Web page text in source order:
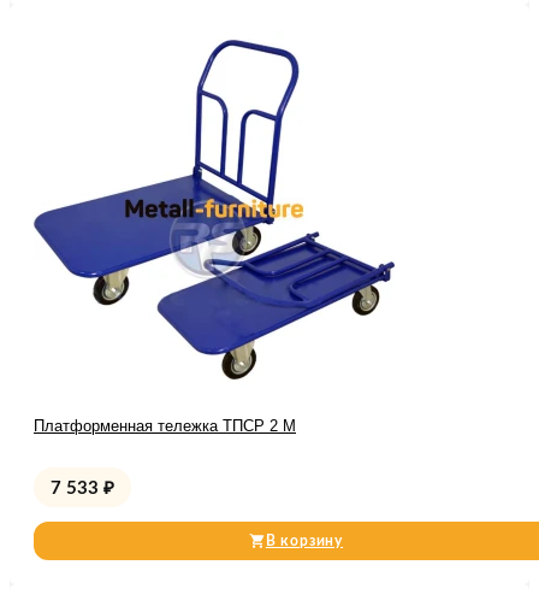
Платформенная тележка ТПСР 2 М
7 533 ₽
В корзину